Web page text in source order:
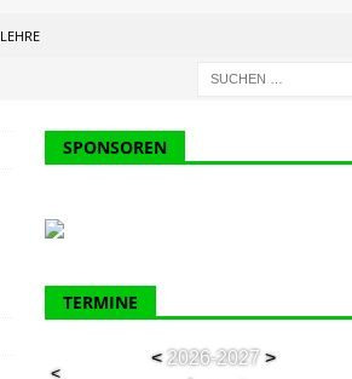
LEHRE
SPONSOREN
TERMINE
<
< 2026-2027>